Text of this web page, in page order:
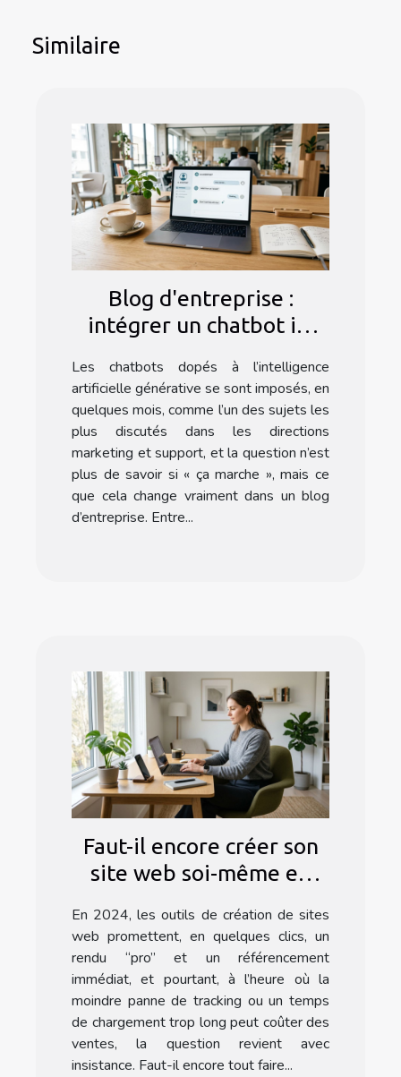
Similaire
Blog d'entreprise :
intégrer un chatbot ia,
2024 ?
Les chatbots dopés à l’intelligence
artificielle générative se sont imposés, en
quelques mois, comme l’un des sujets les
plus discutés dans les directions
marketing et support, et la question n’est
plus de savoir si « ça marche », mais ce
que cela change vraiment dans un blog
d’entreprise. Entre...
Faut-il encore créer son
site web soi-même en
En 2024, les outils de création de sites
web promettent, en quelques clics, un
rendu “pro” et un référencement
immédiat, et pourtant, à l’heure où la
moindre panne de tracking ou un temps
de chargement trop long peut coûter des
ventes, la question revient avec
insistance. Faut-il encore tout faire...